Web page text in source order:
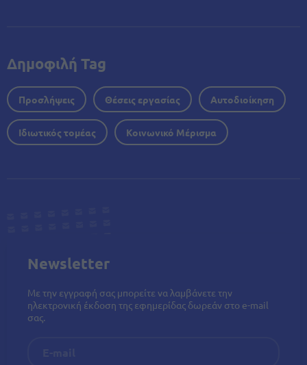
Δημοφιλή Tag
Προσλήψεις Θέσεις εργασίας Αυτοδιοίκηση
Ιδιωτικός τομέας Κοινωνικό Μέρισμα
Newsletter
Με την εγγραφή σας μπορείτε να λαμβάνετε την
ηλεκτρονική έκδοση της εφημερίδας δωρεάν στο e-mail
σας.